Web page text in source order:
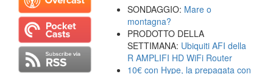
SONDAGGIO: Mare o
montagna?
PRODOTTO DELLA
SETTIMANA: Ubiquiti AFI della
R AMPLIFI HD WiFi Router
10€ con Hype, la prepagata con